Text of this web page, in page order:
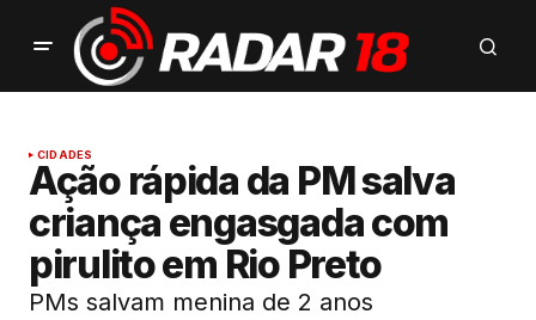
CIDADES
Ação rápida da PM salva
criança engasgada com
pirulito em Rio Preto
PMs salvam menina de 2 anos